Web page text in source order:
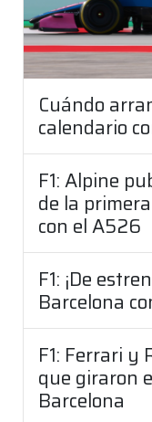
Cuándo
calendario
F1: Alpine
de la
con el A526
F1: ¡De
Barcelona
F1: Ferrari y
que giraron
Barcelona